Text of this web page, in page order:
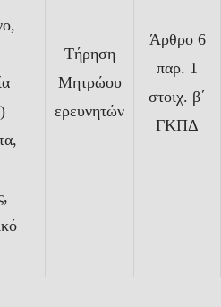
Τήρηση
Μητρώου
ερευνητών
Άρθρο 6
παρ. 1
στοιχ. β΄
ΓΚΠΔ